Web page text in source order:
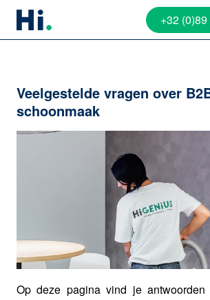
+32
Veelgestelde vragen over
schoonmaak
Op deze pagina vind je antwoorden